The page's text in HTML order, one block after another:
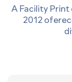
A Facility Print
2012